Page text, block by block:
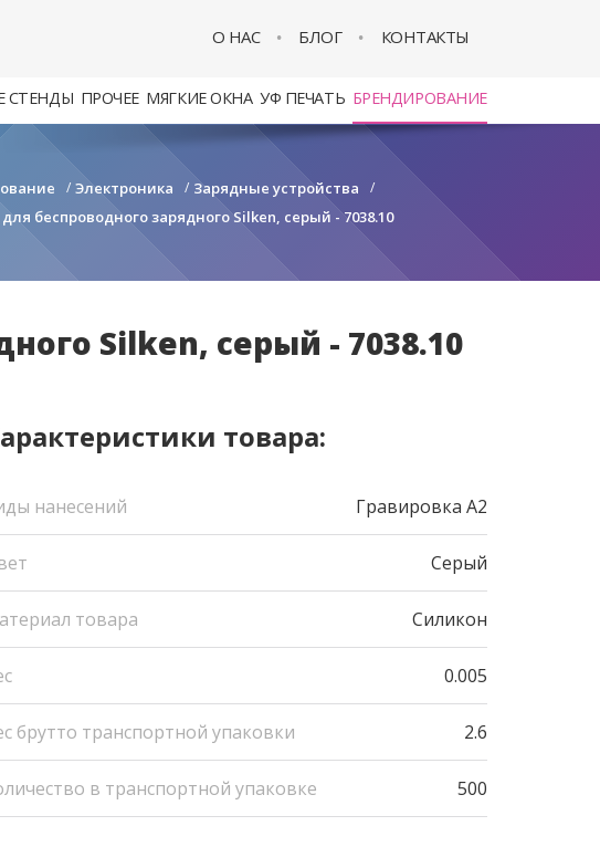
О НАС БЛОГ КОНТАКТЫ
СТЕНДЫ ПРОЧЕЕ МЯГКИЕ ОКНА УФ ПЕЧАТЬ БРЕНДИРОВАНИЕ
/ Электроника / Зарядные устройства /
беспроводного зарядного Silken, серый - 7038.10
Silken, серый - 7038.10
товара:
нанесений Гравировка А2
Серый
товара Силикон
0.005
брутто транспортной упаковки 2.6
в транспортной упаковке 500